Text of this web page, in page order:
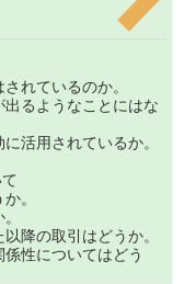
れているのか。
るようなことにはな
活用されているか。
。
降の取引はどうか。
性についてはどう